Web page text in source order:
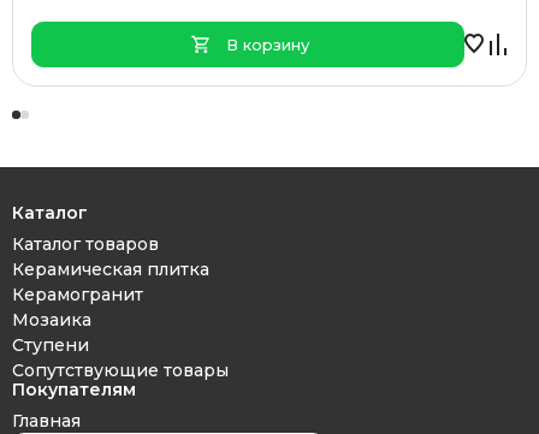
В корзину
Каталог
Каталог товаров
Керамическая плитка
Керамогранит
Мозаика
Ступени
Сопутствующие товары
Покупателям
Главная